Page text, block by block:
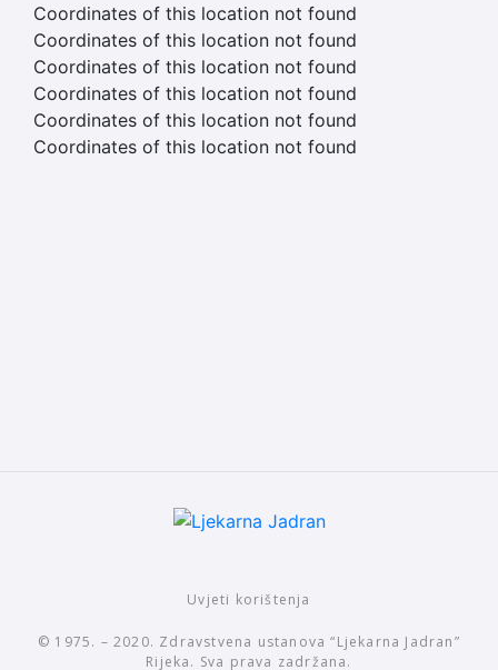
Coordinates of this location not found
Coordinates of this location not found
Coordinates of this location not found
Coordinates of this location not found
Coordinates of this location not found
Coordinates of this location not found
Uvjeti korištenja
© 1975. – 2020. Zdravstvena ustanova “Ljekarna Jadran”
Rijeka. Sva prava zadržana.